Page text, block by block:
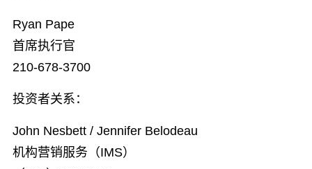
Ryan Pape
首席执行官
210-678-3700
投资者关系：
John Nesbett / Jennifer Belodeau
机构营销服务（IMS）